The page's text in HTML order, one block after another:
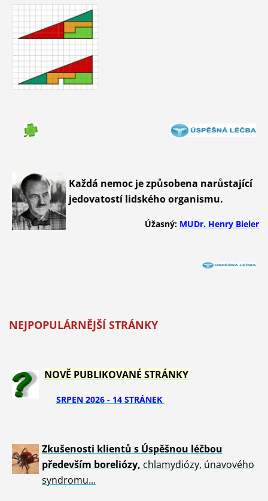
Každá nemoc je způsobena narůstající
jedovatostí lidského organismu.
Úžasný: MUDr. Henry Bieler
NEJPOPULÁRNĚJŠÍ STRÁNKY
NOVĚ PUBLIKOVANÉ STRÁNKY
SRPEN 2026 - 14 STRÁNEK
Zkušenosti klientů s Úspěšnou léčbou
především boreliózy, chlamydiózy, únavového
syndromu...